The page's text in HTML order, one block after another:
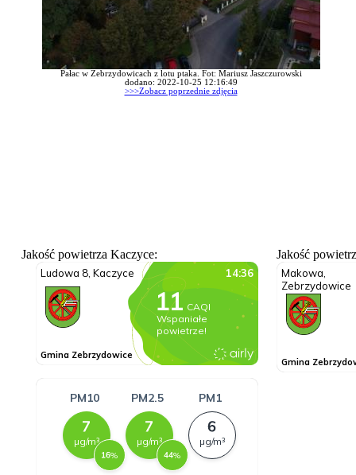
Pałac w Zebrzydowicach z lotu ptaka. Fot: Mariusz Jaszczurowski
dodano: 2022-10-25 12:16:49
>>>Zobacz poprzednie zdjęcia
Jakość powietrza Kaczyce: Jakość